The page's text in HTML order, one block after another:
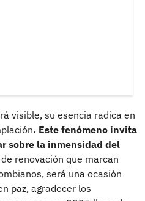
visible, su esencia radica en
. Este fenómeno invita
sobre la inmensidad del
renovación que marcan
será una ocasión
paz, agradecer los